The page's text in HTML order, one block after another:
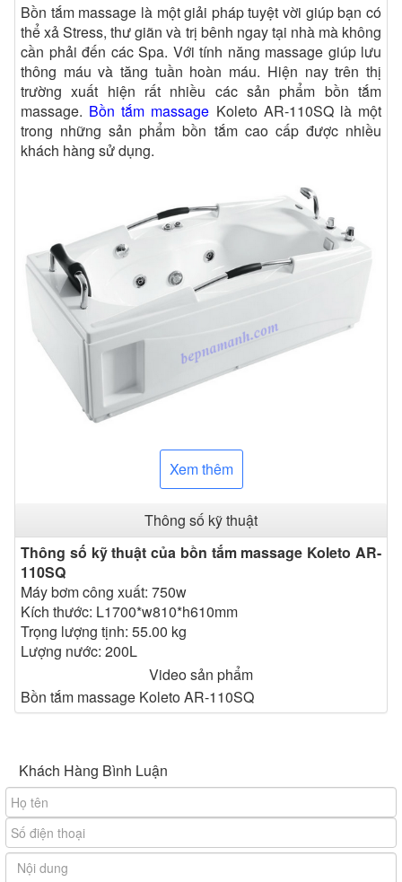
Bồn tắm massage là một giải pháp tuyệt vời giúp bạn có
thể xả Stress, thư giãn và trị bênh ngay tại nhà mà không
cần phải đến các Spa. Với tính năng massage giúp lưu
thông máu và tăng tuần hoàn máu. Hiện nay trên thị
trường xuất hiện rất nhiều các sản phẩm bồn tắm
massage. Bồn tắm massage Koleto AR-110SQ là một
trong những sản phẩm bồn tắm cao cấp được nhiều
khách hàng sử dụng.
bồn tắm massage Koleto AR-110SQ
Máy bơm công xuất: 750w
Kích thước: L1700*w810*h610mm
Trọng lượng tịnh: 55.00 kg
Lượng nước: 200L
Cấu tạo Bồn tắm massage
Vòi sen di động
Mắt massage siêu bền
Gối cao su cao cấp
Đế chống trượt
Tính năng
Bồn tắm Acrylic, "Ngọc" của Koleto là bồn tắm bằng sợi
thủy tinh nhân tạo, kết hợp với các lớp phủ đặc biệt.
Công nghệ này làm cho bồn tắm đẹp lấp lánh như đồ
trang sức.
- Độ bền: Bồn tắm Acrylic "Ngọc" cực kỳ "cứng cáp" bền
Xem thêm
Thông số kỹ thuật
Thông số kỹ thuật của bồn tắm massage Koleto AR-
110SQ
Máy bơm công xuất: 750w
Kích thước: L1700*w810*h610mm
Trọng lượng tịnh: 55.00 kg
Lượng nước: 200L
Video sản phẩm
Bồn tắm massage Koleto AR-110SQ
Khách Hàng Bình Luận